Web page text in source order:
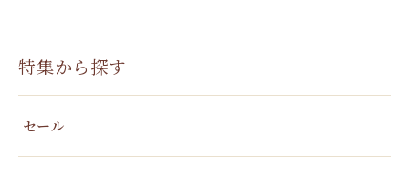
特集から探す
セール